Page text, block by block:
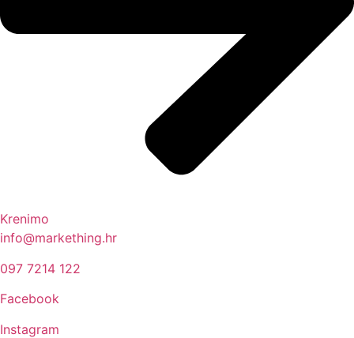
Krenimo
info@markething.hr
097 7214 122
Facebook
Instagram